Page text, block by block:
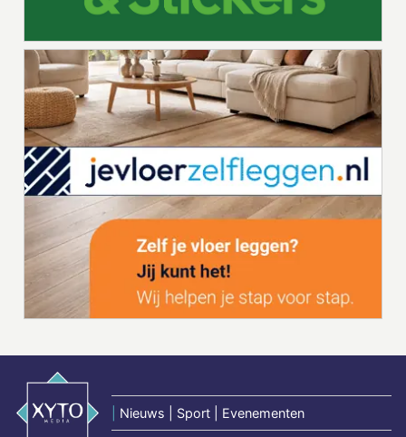
Nieuws | Sport | Evenementen